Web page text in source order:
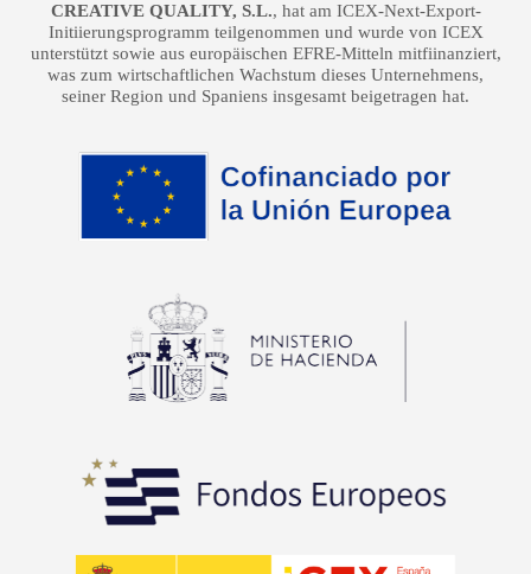
CREATIVE QUALITY, S.L., hat am ICEX-Next-Export-
Initiierungsprogramm teilgenommen und wurde von ICEX
unterstützt sowie aus europäischen EFRE-Mitteln mitfiinanziert,
was zum wirtschaftlichen Wachstum dieses Unternehmens,
seiner Region und Spaniens insgesamt beigetragen hat.